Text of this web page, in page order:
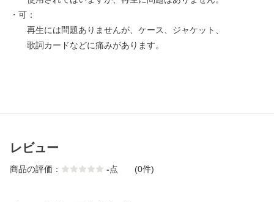
・可：
再生には問題ありませんが、ケース、ジャケット、
歌詞カードなどに痛みがあります。
レビュー
商品の評価： -点 (0件)